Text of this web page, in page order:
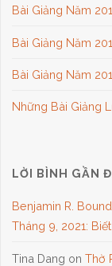
Bài Giảng Năm
Bài Giảng Năm
Bài Giảng Năm
Những Bài Giảng
LỜI BÌNH GẦN
Benjamin R.
Tháng 9, 2021:
Tina Dang onThờ